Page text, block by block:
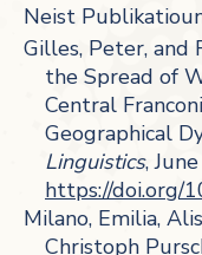
Neist
Gilles, Peter, and
the Spread of
Central
Geographical
Linguistics,
https://doi.org/
Milano, Emilia,
Christoph